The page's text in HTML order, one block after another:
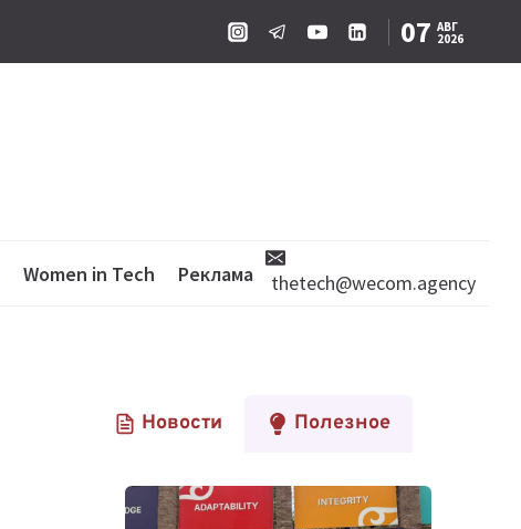
07 АВГ
2026
Women in Tech Реклама thetech@wecom.agency
Новости Полезное